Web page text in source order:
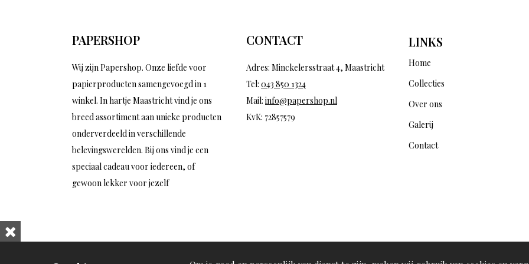
PAPERSHOP
Wij zijn Papershop. Onze liefde voor
papierproducten samengevoegd in 1
winkel. In hartje Maastricht vind je ons
breed assortiment aan unieke producten
onderverdeeld in verschillende
belevingswerelden. Bij ons vind je een
speciaal cadeau voor iedereen, of
gewoon lekker voor jezelf
CONTACT
Adres: Minckelersstraat 4, Maastricht
Tel: 043 850 1324
Mail: info@papershop.nl
KvK: 72857579
LINKS
Home
Collecties
Over ons
Galerij
Contact